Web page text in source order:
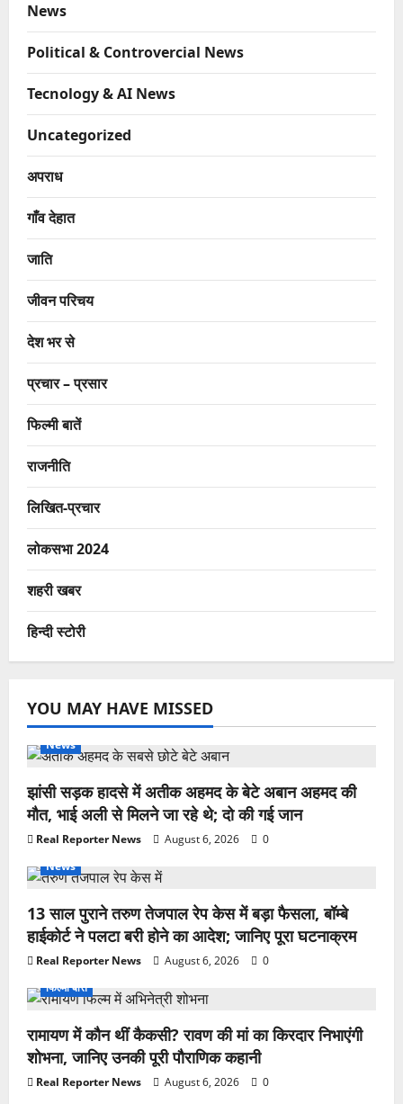
News
Political & Controvercial News
Tecnology & AI News
Uncategorized
अपराध
गाँव देहात
जाति
जीवन परिचय
देश भर से
प्रचार – प्रसार
फिल्मी बातें
राजनीति
लिखित-प्रचार
लोकसभा 2024
शहरी खबर
हिन्दी स्टोरी
YOU MAY HAVE MISSED
News
झांसी सड़क हादसे में अतीक अहमद के बेटे अबान अहमद की
मौत, भाई अली से मिलने जा रहे थे; दो की गई जान
Real Reporter News August 6, 2026
0
News
13 साल पुराने तरुण तेजपाल रेप केस में बड़ा फैसला, बॉम्बे
हाईकोर्ट ने पलटा बरी होने का आदेश; जानिए पूरा घटनाक्रम
Real Reporter News August 6, 2026
0
फिल्मी बातें
रामायण में कौन थीं कैकसी? रावण की मां का किरदार निभाएंगी
शोभना, जानिए उनकी पूरी पौराणिक कहानी
Real Reporter News August 6, 2026
0